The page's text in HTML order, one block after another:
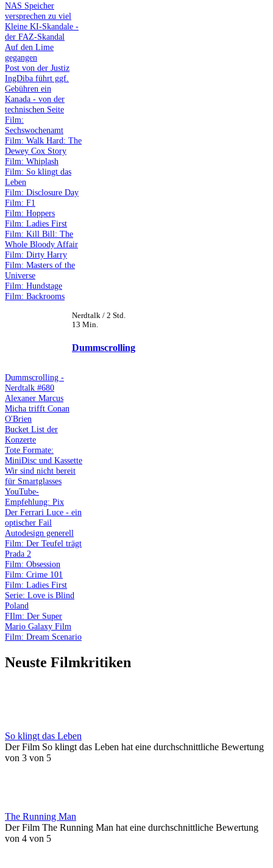
NAS Speicher
versprechen zu viel
Kleine KI-Skandale -
der FAZ-Skandal
Auf den Lime
gegangen
Post von der Justiz
IngDiba führt ggf.
Gebühren ein
Kanada - von der
technischen Seite
Film:
Sechswochenamt
Film: Walk Hard: The
Dewey Cox Story
Film: Whiplash
Film: So klingt das
Leben
Film: Disclosure Day
Film: F1
Film: Hoppers
Film: Ladies First
Film: Kill Bill: The
Whole Bloody Affair
Film: Dirty Harry
Film: Masters of the
Universe
Film: Hundstage
Film: Backrooms
Nerdtalk / 2 Std.
13 Min.
Dummscrolling
Dummscrolling -
Nerdtalk #680
Alexaner Marcus
Micha trifft Conan
O'Brien
Bucket List der
Konzerte
Tote Formate:
MiniDisc und Kassette
Wir sind nicht bereit
für Smartglasses
YouTube-
Empfehlung: Pix
Der Ferrari Luce - ein
optischer Fail
Autodesign generell
Film: Der Teufel trägt
Prada 2
Film: Obsession
Film: Crime 101
Film: Ladies First
Serie: Love is Blind
Poland
FIlm: Der Super
Mario Galaxy Film
Film: Dream Scenario
Neuste Filmkritiken
So klingt das Leben
Der Film So klingt das Leben hat eine durchschnittliche Bewertung
von 3 von 5
The Running Man
Der Film The Running Man hat eine durchschnittliche Bewertung
von 4 von 5